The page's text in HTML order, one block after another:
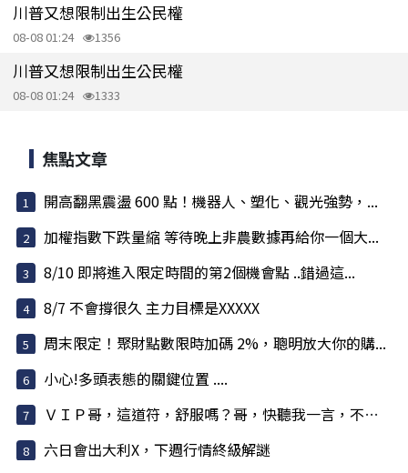
川普又想限制出生公民權
08-08 01:24 1356
川普又想限制出生公民權
08-08 01:24 1333
焦點文章
開高翻黑震盪 600 點！機器人、塑化、觀光強勢，...
加權指數下跌量縮 等待晚上非農數據再給你一個大...
8/10 即將進入限定時間的第2個機會點 ..錯過這...
8/7 不會撐很久 主力目標是XXXXX
周末限定！聚財點數限時加碼 2%，聰明放大你的購...
小心!多頭表態的關鍵位置 ....
ＶＩＰ哥，這道符，舒服嗎？哥，快聽我一言，不害哥
六日會出大利X，下週行情終級解謎